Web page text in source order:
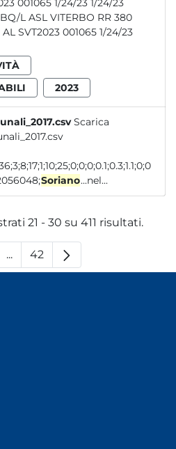
001065 1/24/23 1/24/23
SVT2023 001065 1/24/23
2023
Scarica
Soriano...nel...
21 - 30 su 411 risultati.
...Pagine intermedie
Pagina
42